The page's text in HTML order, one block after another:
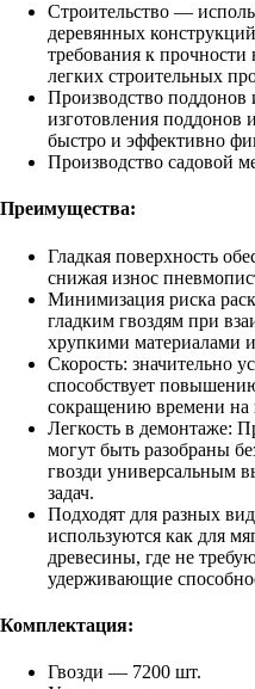
Строительство —
деревянных
требования к
легких строительных
Производство
изготовления поддонов
быстро и эффективно
Производство садовой
Преимущества:
Гладкая поверхность
снижая износ
Минимизация риска
гладким гвоздям при
хрупкими материалами
Скорость: значительно
способствует
сокращению времени на
Легкость в демонтаже:
могут быть разобраны
гвозди универсальным
задач.
Подходят для разных
используются как для
древесины, где не
удерживающие
Комплектация:
Гвозди — 7200 шт.